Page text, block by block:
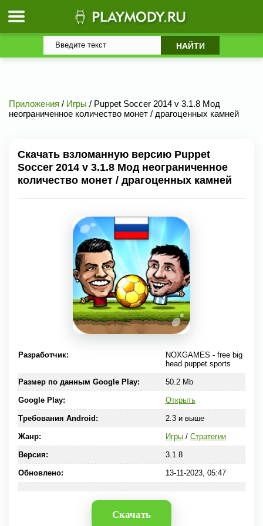
Приложения / Игры / Puppet Soccer 2014 v 3.1.8 Мод
неограниченное количество монет / драгоценных камней
Скачать взломанную версию Puppet
Soccer 2014 v 3.1.8 Мод неограниченное
количество монет / драгоценных камней
Разработчик:
NOXGAMES - free big
head puppet sports
Размер по данным Google Play: 50.2 Mb
Google Play: Открыть
Требования Android: 2.3 и выше
Жанр: Игры/ Стратегии
Версия: 3.1.8
Обновлено: 13-11-2023, 05:47
Скачать